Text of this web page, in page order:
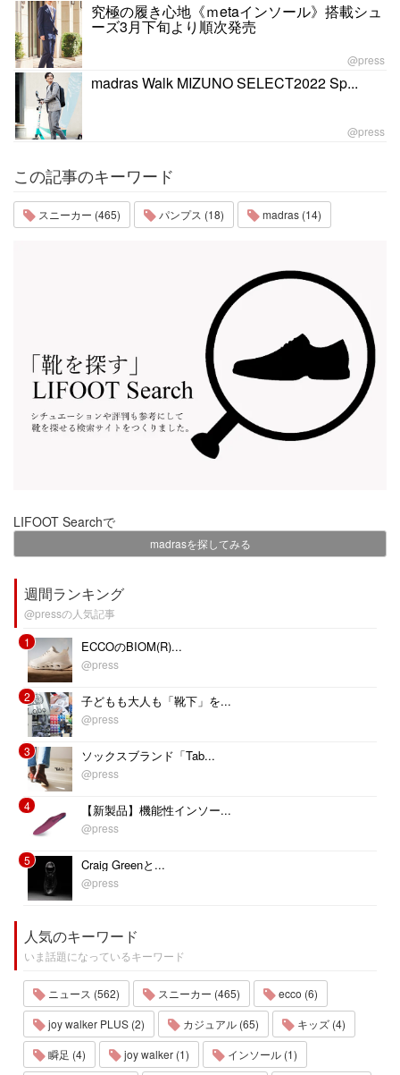
究極の履き心地《ｍetaインソール》搭載シュ
ーズ3月下旬より順次発売
@press
madras Walk MIZUNO SELECT2022 Sp...
@press
この記事のキーワード
スニーカー (465) パンプス (18) madras (14)
LIFOOT Searchで
madrasを探してみる
週間ランキング
@pressの人気記事
1
ECCOのBIOM(R)...
@press
2 子どもも大人も「靴下」を...
@press
3 ソックスブランド「Tab...
@press
4 【新製品】機能性インソー...
@press
5 Craig Greenと...
@press
人気のキーワード
いま話題になっているキーワード
ニュース (562) スニーカー (465)
ecco (6)
joy walker PLUS (2)
カジュアル (65)
キッズ (4)
瞬足 (4)
joy walker (1) インソール (1)